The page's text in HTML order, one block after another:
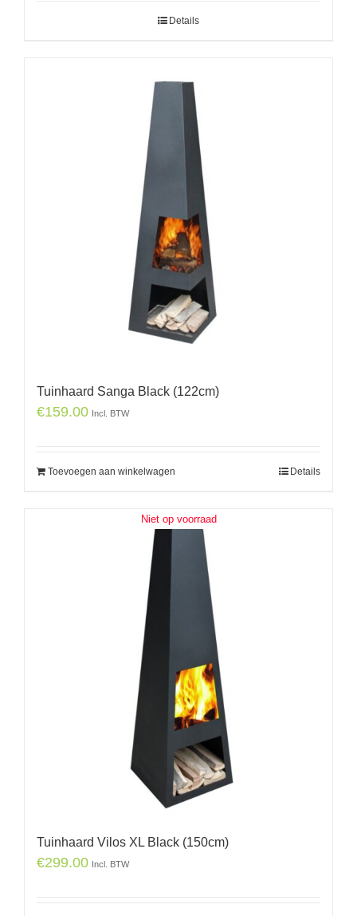
Details
Tuinhaard Sanga Black (122cm)
€159.00 Incl. BTW
Toevoegen aan winkelwagen Details
Niet op voorraad
Tuinhaard Vilos XL Black (150cm)
€299.00 Incl. BTW